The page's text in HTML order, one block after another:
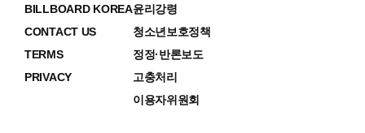
BILLBOARD KOREA
CONTACT US
TERMS
PRIVACY
윤리강령
청소년보호정책
정정·반론보도
고충처리
이용자위원회